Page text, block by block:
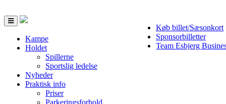
Køb billet/Sæsonkort
Sponsorbilletter
Team Esbjerg
Toggle
navigation
Kampe
Holdet
Spillerne
Sportslig ledelse
Nyheder
Praktisk info
Priser
Parkeringsforhold